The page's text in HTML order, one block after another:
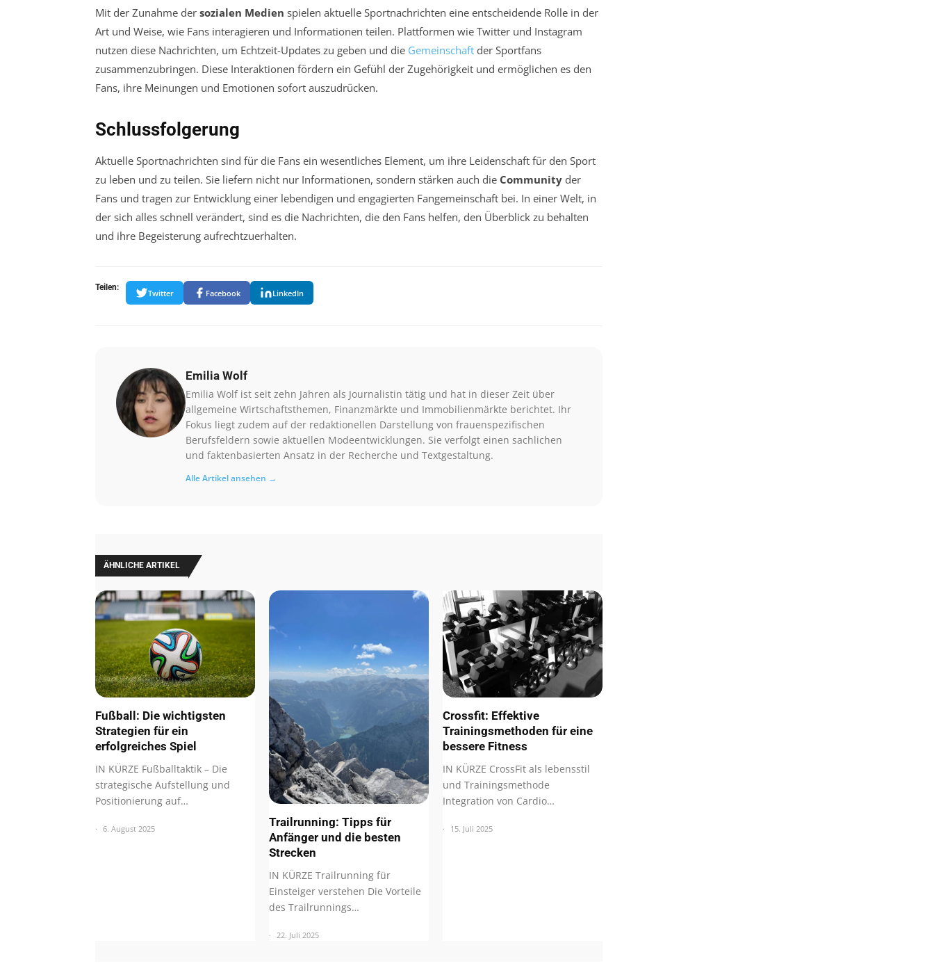
Mit der Zunahme der sozialen Medien spielen aktuelle Sportnachrichten eine entscheidende Rolle in der
Art und Weise, wie Fans interagieren und Informationen teilen. Plattformen wie Twitter und Instagram
nutzen diese Nachrichten, um Echtzeit-Updates zu geben und die Gemeinschaft der Sportfans
zusammenzubringen. Diese Interaktionen fördern ein Gefühl der Zugehörigkeit und ermöglichen es den
Fans, ihre Meinungen und Emotionen sofort auszudrücken.
Schlussfolgerung
Aktuelle Sportnachrichten sind für die Fans ein wesentliches Element, um ihre Leidenschaft für den Sport
zu leben und zu teilen. Sie liefern nicht nur Informationen, sondern stärken auch die Community der
Fans und tragen zur Entwicklung einer lebendigen und engagierten Fangemeinschaft bei. In einer Welt, in
der sich alles schnell verändert, sind es die Nachrichten, die den Fans helfen, den Überblick zu behalten
und ihre Begeisterung aufrechtzuerhalten.
Teilen:
Twitter Facebook LinkedIn
Emilia Wolf
Emilia Wolf ist seit zehn Jahren als Journalistin tätig und hat in dieser Zeit über
allgemeine Wirtschaftsthemen, Finanzmärkte und Immobilienmärkte berichtet. Ihr
Fokus liegt zudem auf der redaktionellen Darstellung von frauenspezifischen
Berufsfeldern sowie aktuellen Modeentwicklungen. Sie verfolgt einen sachlichen
und faktenbasierten Ansatz in der Recherche und Textgestaltung.
Alle Artikel ansehen →
ÄHNLICHE ARTIKEL
Fußball: Die wichtigsten
Strategien für ein
erfolgreiches Spiel
IN KÜRZE Fußballtaktik – Die
strategische Aufstellung und
Positionierung auf…
6. August 2025
Trailrunning: Tipps für
Anfänger und die besten
Strecken
IN KÜRZE Trailrunning für
Einsteiger verstehen Die Vorteile
des Trailrunnings…
22. Juli 2025
Crossfit: Effektive
Trainingsmethoden für eine
bessere Fitness
IN KÜRZE CrossFit als lebensstil
und Trainingsmethode
Integration von Cardio…
15. Juli 2025